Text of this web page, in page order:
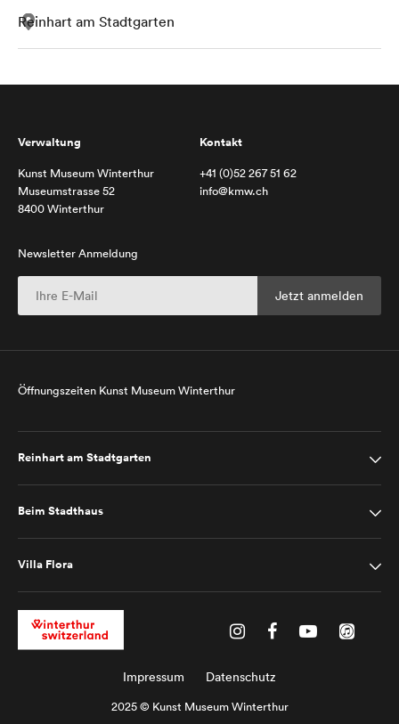
Reinhart am Stadtgarten
Verwaltung
Kunst Museum Winterthur
Museumstrasse 52
8400 Winterthur
Kontakt
+41 (0)52 267 51 62
info@kmw.ch
Newsletter Anmeldung
Öffnungszeiten Kunst Museum Winterthur
Reinhart am Stadtgarten
Beim Stadthaus
Villa Flora
Impressum Datenschutz
2025 © Kunst Museum Winterthur